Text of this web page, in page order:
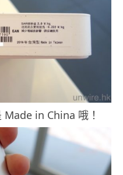
in China 哦！